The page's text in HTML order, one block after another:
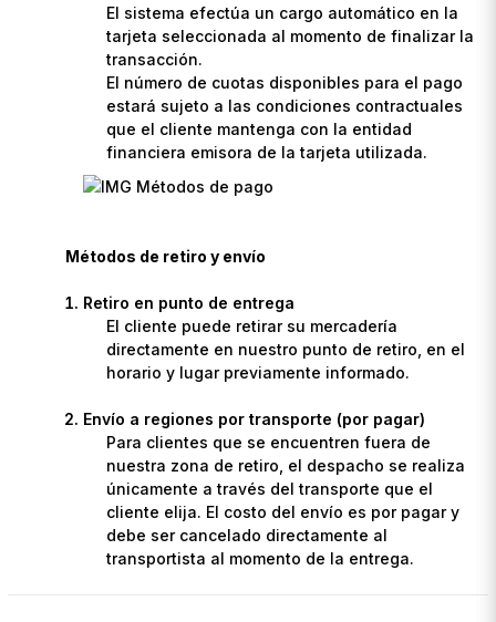
El sistema efectúa un cargo automático en la
tarjeta seleccionada al momento de finalizar la
transacción.
El número de cuotas disponibles para el pago
estará sujeto a las condiciones contractuales
que el cliente mantenga con la entidad
financiera emisora de la tarjeta utilizada.
Métodos de retiro y envío
Retiro en punto de entrega
El cliente puede retirar su mercadería
directamente en nuestro punto de retiro, en el
horario y lugar previamente informado.
Envío a regiones por transporte (por pagar)
Para clientes que se encuentren fuera de
nuestra zona de retiro, el despacho se realiza
únicamente a través del transporte que el
cliente elija. El costo del envío es por pagar y
debe ser cancelado directamente al
transportista al momento de la entrega.